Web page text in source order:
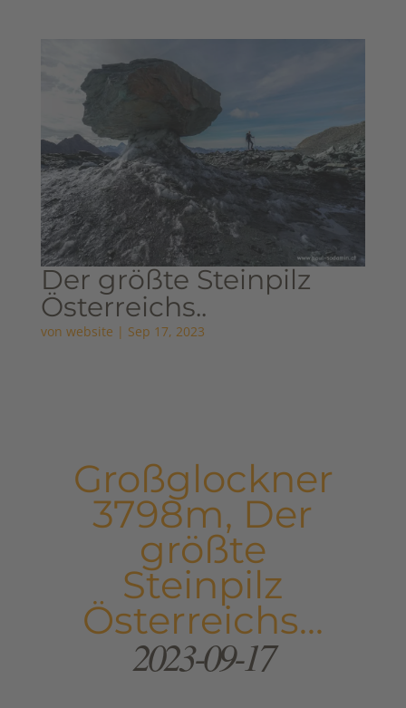
Der größte Steinpilz
Österreichs..
von website | Sep 17, 2023
Großglockner
3798m, Der
größte
Steinpilz
Österreichs...
2023-09-17